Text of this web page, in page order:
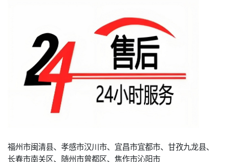
福州市闽清县、孝感市汉川市、宜昌市宜都市、甘孜九龙县、
长春市南关区、随州市曾都区、焦作市沁阳市